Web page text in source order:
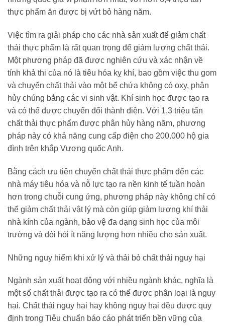
thực phẩm ăn được bị vứt bỏ hàng năm.
Việc tìm ra giải pháp cho các nhà sản xuất để giảm chất
thải thực phẩm là rất quan trọng để giảm lượng chất thải.
Một phương pháp đã được nghiên cứu và xác nhận về
tính khả thi của nó là tiêu hóa kỵ khí, bao gồm việc thu gom
và chuyển chất thải vào một bể chứa không có oxy, phân
hủy chúng bằng các vi sinh vật. Khí sinh học được tạo ra
và có thể được chuyển đổi thành điện. Với 1,3 triệu tấn
chất thải thực phẩm được phân hủy hàng năm, phương
pháp này có khả năng cung cấp điện cho 200.000 hộ gia
đình trên khắp Vương quốc Anh.
Bằng cách ưu tiên chuyển chất thải thực phẩm đến các
nhà máy tiêu hóa và nỗ lực tạo ra nền kinh tế tuần hoàn
hơn trong chuỗi cung ứng, phương pháp này không chỉ có
thể giảm chất thải vật lý mà còn giúp giảm lượng khí thải
nhà kính của ngành, bảo vệ đa dạng sinh học của môi
trường và đòi hỏi ít năng lượng hơn nhiều cho sản xuất.
Những nguy hiểm khi xử lý và thải bỏ chất thải nguy hại
Ngành sản xuất hoạt động với nhiều ngành khác, nghĩa là
một số chất thải được tạo ra có thể được phân loại là nguy
hại. Chất thải nguy hại hay không nguy hại đều được quy
định trong Tiêu chuẩn báo cáo phát triển bền vững của